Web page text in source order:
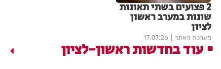
2 פצועים בשתי תאונות
שונות במערב ראשון
לציון
מערכת האתר 17.07.26
עוד בחדשות ראשון-לציון